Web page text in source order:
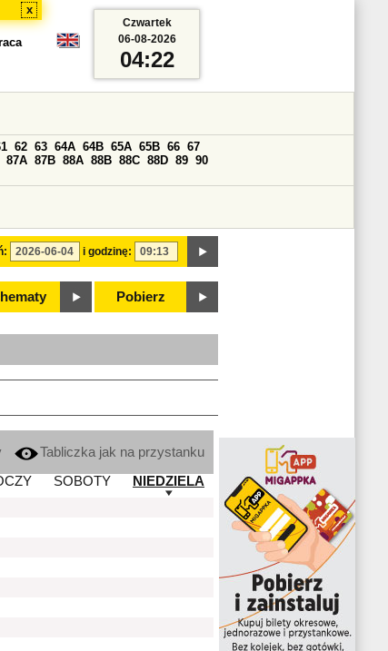
x
i godzinę:
62 63 64A 64B 65A 65B 66 67
87A 87B 88A 88B 88C 88D 89 90
Pobierz
Czwartek
06-08-2026
04:22
Tabliczka jak na przystanku
SOBOTY
NIEDZIELA